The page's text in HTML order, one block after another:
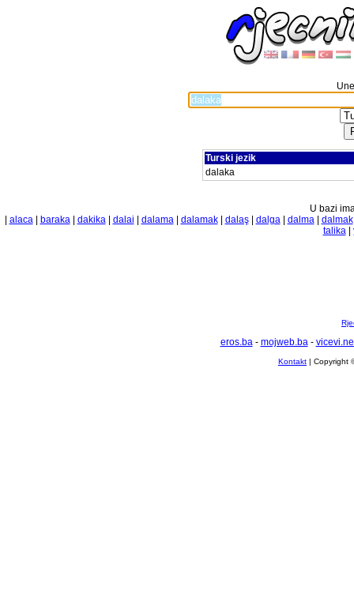
Turski jezik
dalaka
U bazi
alaca| baraka| dakika| dalai dalama| dalamak| dalaş| dalga| dalma| dalmak
talika|
eros.ba- mojweb.ba-
Kontakt | Copyright